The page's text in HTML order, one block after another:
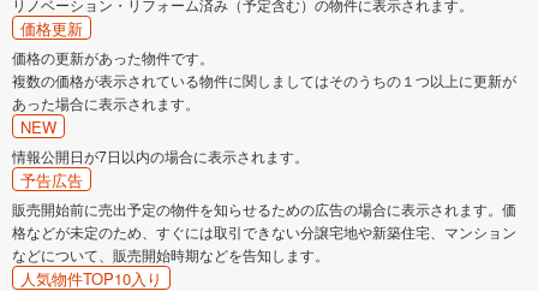
リノベーション・リフォーム済み（予定含む）の物件に表示されます。
価格更新
価格の更新があった物件です。
複数の価格が表示されている物件に関しましてはそのうちの１つ以上に更新が
あった場合に表示されます。
NEW
情報公開日が7日以内の場合に表示されます。
予告広告
販売開始前に売出予定の物件を知らせるための広告の場合に表示されます。価
格などが未定のため、すぐには取引できない分譲宅地や新築住宅、マンション
などについて、販売開始時期などを告知します。
人気物件TOP10入り